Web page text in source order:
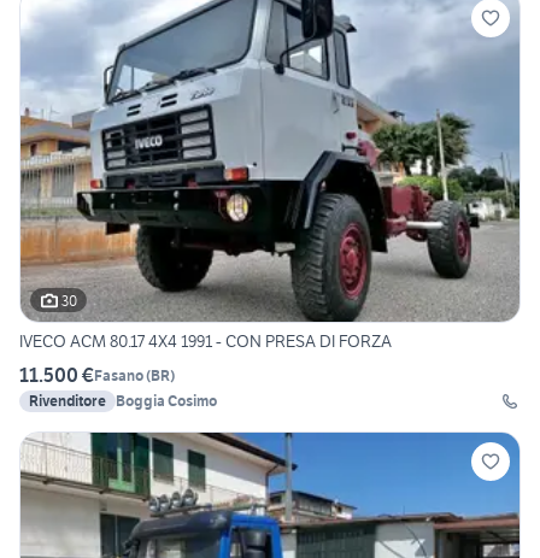
30
IVECO ACM 80.17 4X4 1991 - CON PRESA DI FORZA
11.500 €Fasano(BR)
Rivenditore Boggia Cosimo